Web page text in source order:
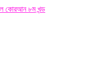
কোরআন ৮ম খন্ড